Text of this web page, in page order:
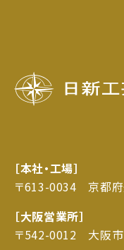
［本社・工場］
〒613-0034 京都府
［大阪営業所］
〒542-0012 大阪